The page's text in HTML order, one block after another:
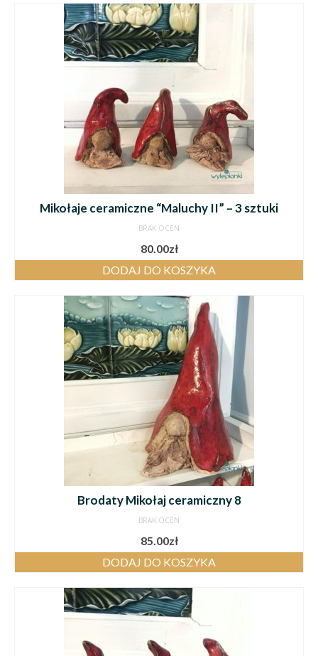
Mikołaje ceramiczne “Maluchy II” – 3 sztuki
BRAK OCEN
80.00zł
DODAJ DO KOSZYKA
Brodaty Mikołaj ceramiczny 8
BRAK OCEN
85.00zł
DODAJ DO KOSZYKA